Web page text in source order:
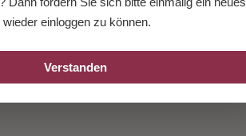
einloggen zu können.
Verstanden